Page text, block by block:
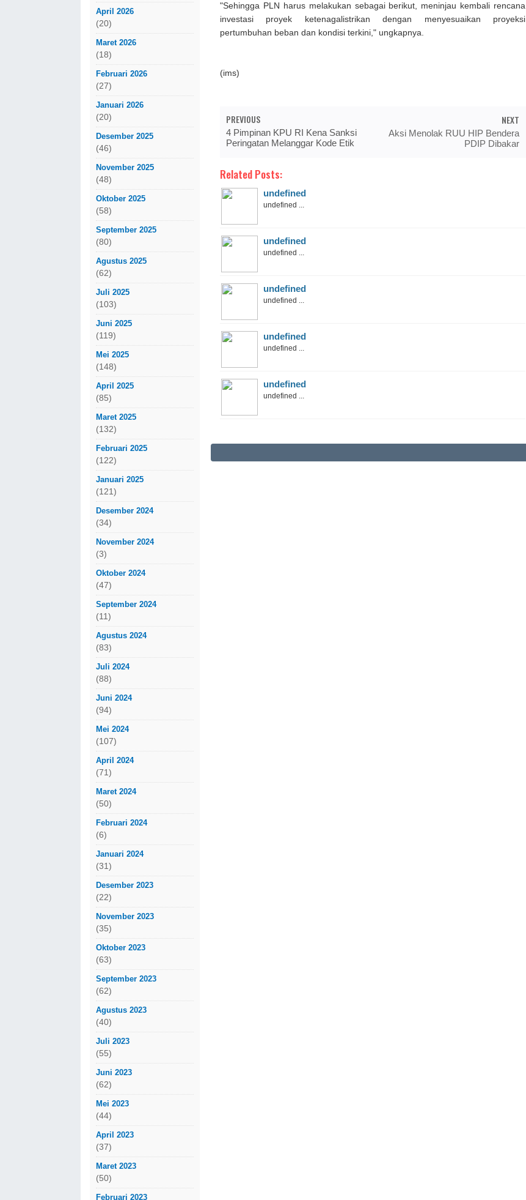
April 2026
(20)
Maret 2026
(18)
Februari 2026
(27)
Januari 2026
(20)
Desember 2025
(46)
November 2025
(48)
Oktober 2025
(58)
September 2025
(80)
Agustus 2025
(62)
Juli 2025
(103)
Juni 2025
(119)
Mei 2025
(148)
April 2025
(85)
Maret 2025
(132)
Februari 2025
(122)
Januari 2025
(121)
Desember 2024
(34)
November 2024
(3)
Oktober 2024
(47)
September 2024
(11)
Agustus 2024
(83)
Juli 2024
(88)
Juni 2024
(94)
Mei 2024
(107)
April 2024
(71)
Maret 2024
(50)
Februari 2024
(6)
Januari 2024
(31)
Desember 2023
(22)
November 2023
(35)
Oktober 2023
(63)
September 2023
(62)
Agustus 2023
(40)
Juli 2023
(55)
Juni 2023
(62)
Mei 2023
(44)
April 2023
(37)
Maret 2023
(50)
Februari 2023
"Sehingga PLN harus melakukan sebagai berikut, meninjau kembali rencana
investasi proyek ketenagalistrikan dengan menyesuaikan proyeksi
pertumbuhan beban dan kondisi terkini," ungkapnya.
(ims)
PREVIOUS
4 Pimpinan KPU RI Kena Sanksi
Peringatan Melanggar Kode Etik
NEXT
Aksi Menolak RUU HIP Bendera
PDIP Dibakar
Related Posts:
undefined
undefined ...
undefined
undefined ...
undefined
undefined ...
undefined
undefined ...
undefined
undefined ...